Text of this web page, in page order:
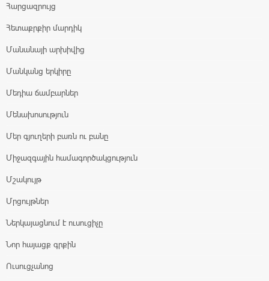
Հարցազրույց
Հետաքրքիր մարդիկ
Մանանայի արխիվից
Մանկանց երկիրը
Մեդիա ճամբարներ
Մենախոսություն
Մեր գյուղերի բառն ու բանը
Միջազգային համագործակցություն
Մշակույթ
Մրցույթներ
Ներկայացնում է ուսուցիչը
Նոր հայացք գրքին
Ուսուցչանոց